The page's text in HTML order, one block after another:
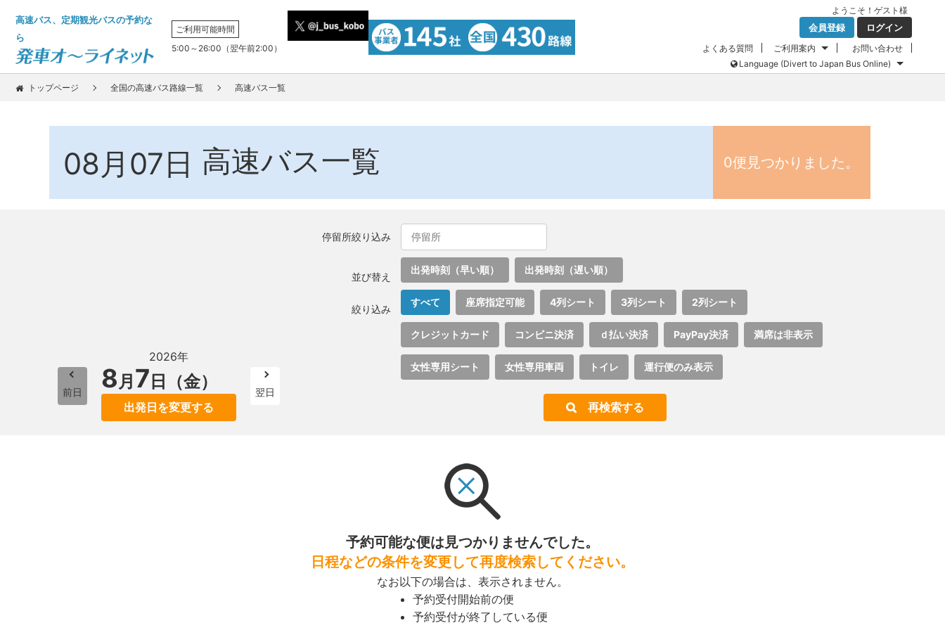
高速バス、定期観光バスの予約な
ら
ご利用可能時間
5:00～26:00（翌午前2:00）
ようこそ！ ゲスト 様
会員登録 ログイン
よくある質問 ご利用案内
お問い合わせ
Language (Divert to Japan Bus Online)
トップページ 全国の高速バス路線一覧 高速バス一覧
08月07日 高速バス一覧 0便見つかりました。
前日
2026年
8月 7 日（金）
出発日を変更する
翌日
停留所絞り込み
並び替え
出発時刻（早い順） 出発時刻（遅い順）
絞り込み
すべて 座席指定可能 4列シート 3列シート 2列シート
クレジットカード コンビニ決済 ｄ払い決済 PayPay決済 満席は非表示
女性専用シート 女性専用車両 トイレ 運行便のみ表示
再検索する
予約可能な便は見つかりませんでした。
日程などの条件を変更して再度検索してください。
なお以下の場合は、表示されません。
予約受付開始前の便
予約受付が終了している便